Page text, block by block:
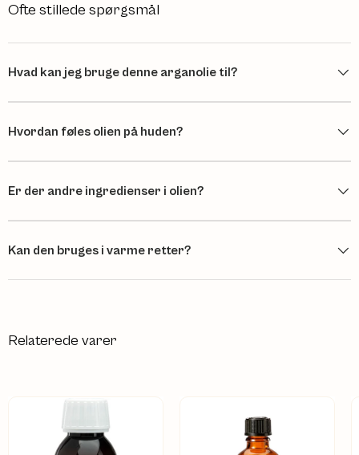
Ofte stillede spørgsmål
Hvad kan jeg bruge denne arganolie til?
Hvordan føles olien på huden?
Er der andre ingredienser i olien?
Kan den bruges i varme retter?
Relaterede varer